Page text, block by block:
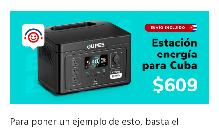
Para poner un ejemplo de esto, basta el